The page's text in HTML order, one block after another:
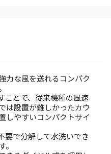
力な風を送れるコンパク
ことで、従来機種の風速
は設置が難しかったカウ
しやすいコンパクトサイ
要で分解して水洗いでき
。